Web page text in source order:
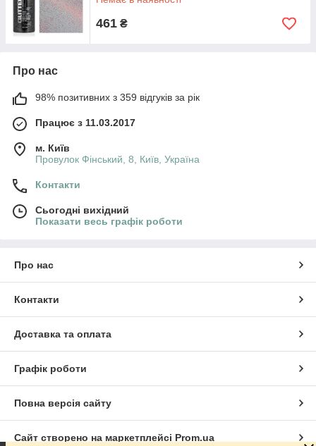
461 ₴
Про нас
98% позитивних з 359 відгуків за рік
Працює з 11.03.2017
м. Київ
Провулок Фінський, 8, Київ, Україна
Контакти
Сьогодні вихідний
Показати весь графік роботи
Про нас
Контакти
Доставка та оплата
Графік роботи
Повна версія сайту
Сайт створено на маркетплейсі Prom.ua